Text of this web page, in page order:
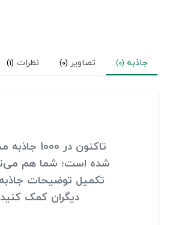
جاذبه (0) تصاویر (0) نظرات (1)
تاکنون در
شده است؛ شما هم
تکمیل توضیحات
دیگران کمک